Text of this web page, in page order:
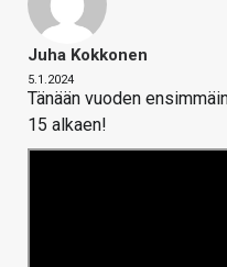
Juha Kokkonen
5.1.2024
Tänään vuoden
15 alkaen!